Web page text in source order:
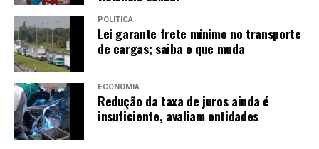
Operação especial da PMDF garante virada do ano
tranquila na Esplanada
POLÍTICA
Lei garante frete mínimo no transporte
de cargas; saiba o que muda
ECONOMIA
Redução da taxa de juros ainda é
insuficiente, avaliam entidades